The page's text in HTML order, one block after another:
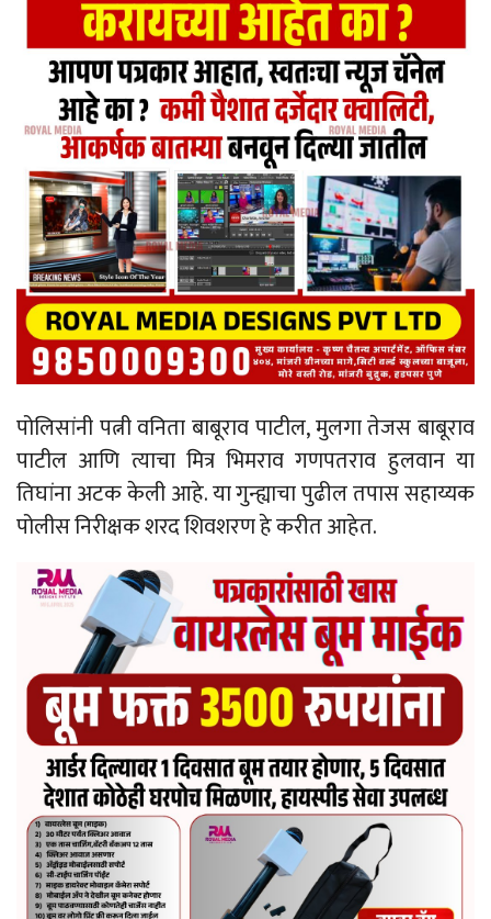
पोलिसांनी पत्नी वनिता बाबूराव पाटील, मुलगा तेजस बाबूराव
पाटील आणि त्याचा मित्र भिमराव गणपतराव हुलवान या
तिघांना अटक केली आहे. या गुन्ह्याचा पुढील तपास सहाय्यक
पोलीस निरीक्षक शरद शिवशरण हे करीत आहेत.